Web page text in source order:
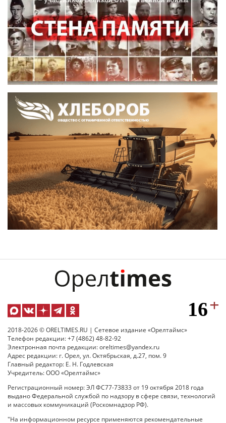
2018-2026 © ORELTIMES.RU | Сетевое издание «Орелтаймс»
Телефон редакции: +7 (4862) 48-82-92
Электронная почта редакции: oreltimes@yandex.ru
Адрес редакции: г. Орел, ул. Октябрьская, д.27, пом. 9
Главный редактор: Е. Н. Годлевская
Учредитель: ООО «Орелтаймс»
Регистрационный номер: ЭЛ ФС77-73833 от 19 октября 2018 года
выдано Федеральной службой по надзору в сфере связи, технологий
и массовых коммуникаций (Роскомнадзор РФ).
"На информационном ресурсе применяются рекомендательные